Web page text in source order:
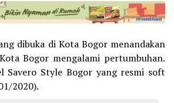
dibuka di Kota Bogor menandakan
Bogor mengalami pertumbuhan.
Savero Style Bogor yang resmi soft
2020).